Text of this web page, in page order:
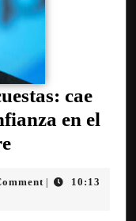
cae
en el
|
10:13